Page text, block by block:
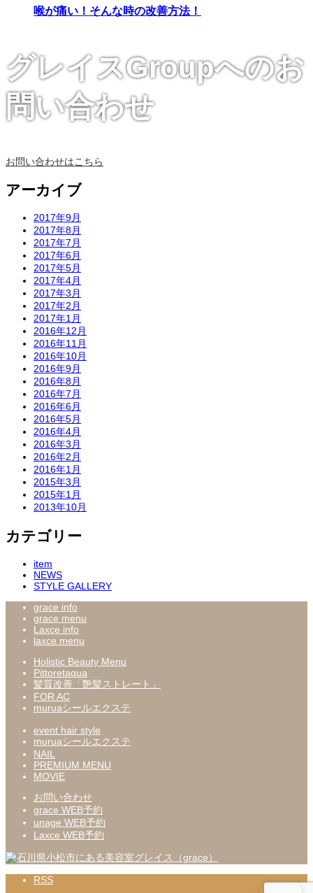
喉が痛い！そんな時の改善方法！
グレイスGroupへのお
問い合わせ
お問い合わせはこちら
アーカイブ
2017年9月
2017年8月
2017年7月
2017年6月
2017年5月
2017年4月
2017年3月
2017年2月
2017年1月
2016年12月
2016年11月
2016年10月
2016年9月
2016年8月
2016年7月
2016年6月
2016年5月
2016年4月
2016年3月
2016年2月
2016年1月
2015年3月
2015年1月
2013年10月
カテゴリー
item
NEWS
STYLE GALLERY
grace info
grace menu
Laxce info
laxce menu
Holistic Beauty Menu
Pittoretaqua
髪質改善「艶髪ストレート」
FOR AC
muruaシールエクステ
event hair style
muruaシールエクステ
NAIL
PREMIUM MENU
MOVIE
お問い合わせ
grace WEB予約
unage WEB予約
Laxce WEB予約
RSS